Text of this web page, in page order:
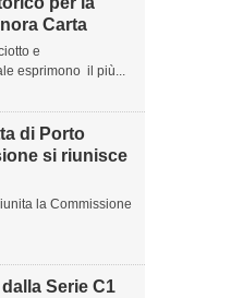
Carta
e
esprimono il più...
di Porto
si riunisce
la Commissione
Serie C1